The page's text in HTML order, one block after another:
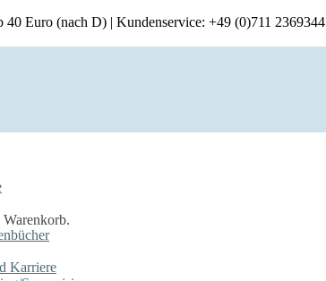
Euro (nach D) | Kundenservice: +49 (0)711 2369344
Karriere